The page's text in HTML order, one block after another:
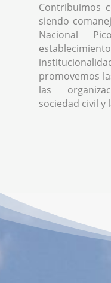
Contribuimos
siendo
Nacional
promovemos
las
sociedad civil y